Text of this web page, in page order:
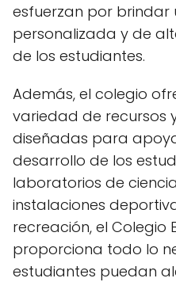
esfuerzan por brindar
personalizada y de
de los estudiantes.
Además, el colegio
variedad de recursos
diseñadas para
desarrollo de los
laboratorios de
instalaciones
recreación, el Colegio
proporciona todo lo
estudiantes puedan